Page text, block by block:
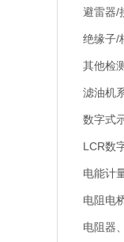
避雷器/
其他检
滤油机
数字式
LCR数
电能计
电阻电
电阻器